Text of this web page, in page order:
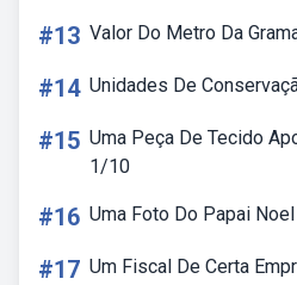
#13 Valor Do Metro Da
#14 Unidades De
#15 Uma Peça De Tecido
1/10
#16 Uma Foto Do Papai Noel
#17 Um Fiscal De Certa